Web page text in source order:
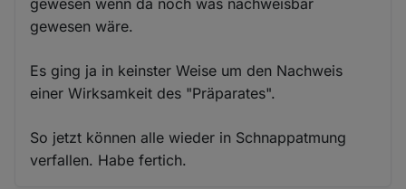
gewesen wäre.
Es ging ja in keinster Weise um den Nachweis
einer Wirksamkeit des "Präparates".
So jetzt können alle wieder in Schnappatmung
verfallen. Habe fertich.